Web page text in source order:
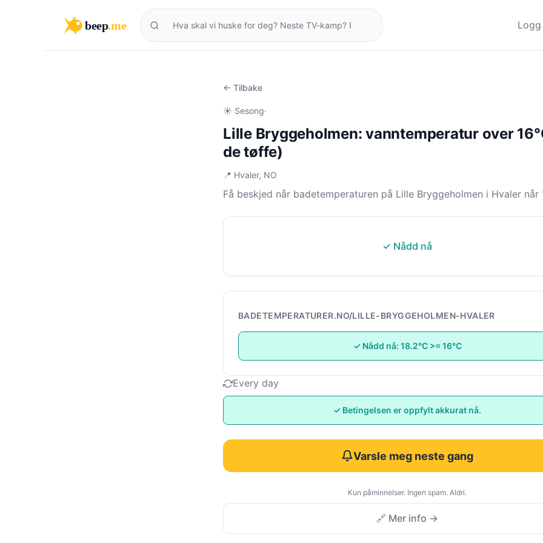
beep.me
← Tilbake
☀️ Sesong·
Lille Bryggeholmen: vanntemperatur over
de tøffe)
📍 Hvaler, NO
Få beskjed når badetemperaturen på Lille Bryggeholmen i Hvaler når
✓ Nådd nå
BADETEMPERATURER.NO/LILLE-BRYGGEHOLMEN-HVALER
✓ Nådd nå: 18.2°C >= 16°C
Every day
✓ Betingelsen er oppfylt akkurat nå.
Varsle meg neste gang
Kun påminnelser. Ingen spam. Aldri.
🔗 Mer info →